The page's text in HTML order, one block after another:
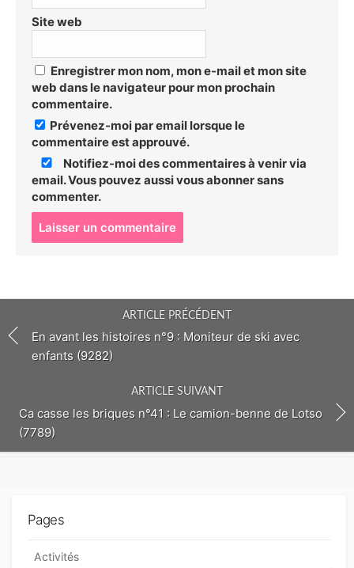
Site web
Enregistrer mon nom, mon e-mail et mon site
web dans le navigateur pour mon prochain
commentaire.
Prévenez-moi par email lorsque le
commentaire est approuvé.
Notifiez-moi des commentaires à venir via
email. Vous pouvez aussivous abonnersans
commenter.
o
m
m
t
ARTICLE PRÉCÉDENT
En avant les histoires n°9 : Moniteur de ski avec
enfants (9282)
ARTICLE SUIVANT
Ca casse les briques n°41 : Le camion-benne de Lotso
(7789)
Pages
Activités